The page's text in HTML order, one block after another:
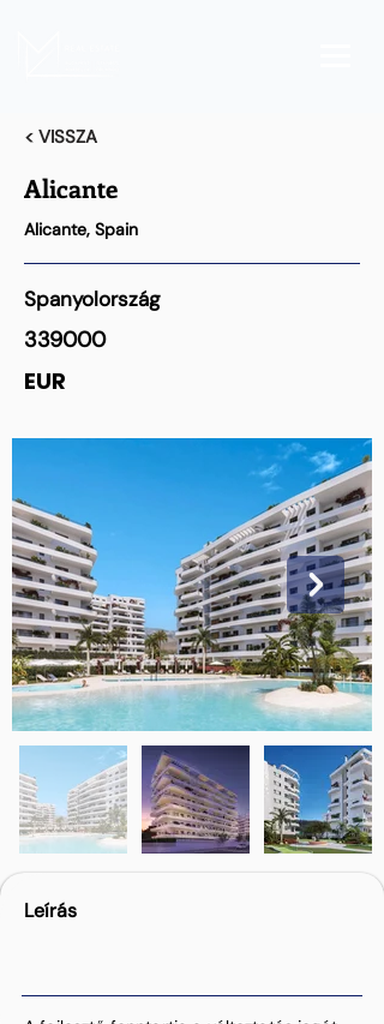
< VISSZA
Alicante
Alicante, Spain
Spanyolország
339000
EUR
Leírás